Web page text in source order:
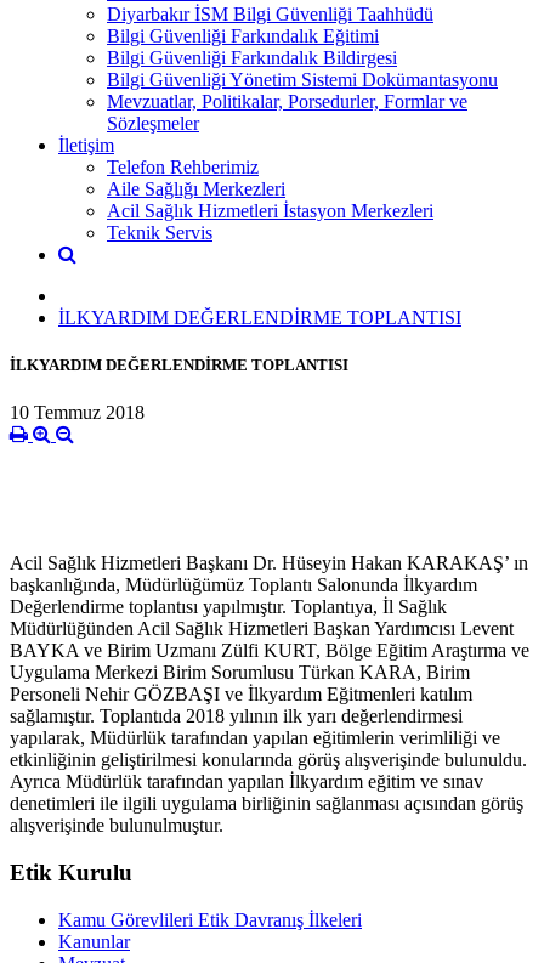
Diyarbakır İSM Bilgi Güvenliği Taahhüdü
Bilgi Güvenliği Farkındalık Eğitimi
Bilgi Güvenliği Farkındalık Bildirgesi
Bilgi Güvenliği Yönetim Sistemi Dokümantasyonu
Mevzuatlar, Politikalar, Porsedurler, Formlar ve
Sözleşmeler
İletişim
Telefon Rehberimiz
Aile Sağlığı Merkezleri
Acil Sağlık Hizmetleri İstasyon Merkezleri
Teknik Servis
İLKYARDIM DEĞERLENDİRME TOPLANTISI
İLKYARDIM DEĞERLENDİRME TOPLANTISI
10 Temmuz 2018
Acil Sağlık Hizmetleri Başkanı Dr. Hüseyin Hakan KARAKAŞ’ ın
başkanlığında, Müdürlüğümüz Toplantı Salonunda İlkyardım
Değerlendirme toplantısı yapılmıştır. Toplantıya, İl Sağlık
Müdürlüğünden Acil Sağlık Hizmetleri Başkan Yardımcısı Levent
BAYKA ve Birim Uzmanı Zülfi KURT, Bölge Eğitim Araştırma ve
Uygulama Merkezi Birim Sorumlusu Türkan KARA, Birim
Personeli Nehir GÖZBAŞI ve İlkyardım Eğitmenleri katılım
sağlamıştır. Toplantıda 2018 yılının ilk yarı değerlendirmesi
yapılarak, Müdürlük tarafından yapılan eğitimlerin verimliliği ve
etkinliğinin geliştirilmesi konularında görüş alışverişinde bulunuldu.
Ayrıca Müdürlük tarafından yapılan İlkyardım eğitim ve sınav
denetimleri ile ilgili uygulama birliğinin sağlanması açısından görüş
alışverişinde bulunulmuştur.
Etik Kurulu
Kamu Görevlileri Etik Davranış İlkeleri
Kanunlar